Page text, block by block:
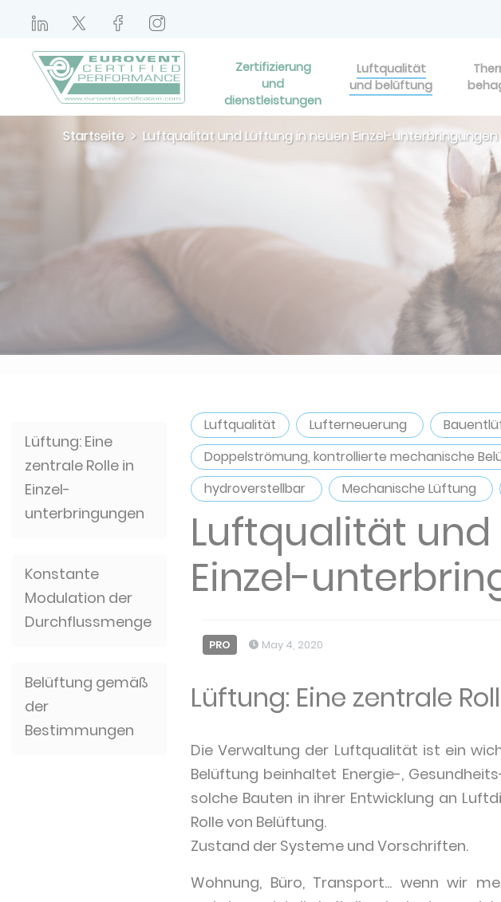
Zertifizierung
und
dienstleistungen
Luftqualität
und belüftung
Startseite Luftqualität und Lüftung in neuen Einzel-unterbringungen
Lüftung: Eine
zentrale Rolle in
Einzel-
unterbringungen
Konstante
Modulation der
Durchflussmenge
Belüftung gemäß
der
Bestimmungen
Luftqualität Lufterneuerung
Doppelströmung, kontrollierte mechanische
hydroverstellbar
Mechanische Lüftung
Luftqualität
Einzel-
PRO May 4, 2020
Lüftung: Eine zentrale
Die Verwaltung der Luftqualität ist ein
Belüftung beinhaltet Energie-,
solche Bauten in ihrer Entwicklung an
Rolle von Belüftung.
Zustand der Systeme und Vorschriften.
Wohnung, Büro, Transport... wenn wir